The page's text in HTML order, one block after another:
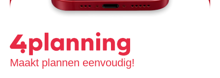
Maakt plannen eenvoudig!